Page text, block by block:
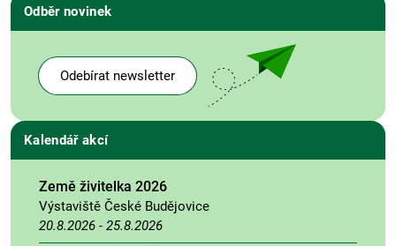
Odběr novinek
Odebírat newsletter
Kalendář akcí
Země živitelka 2026
Výstaviště České Budějovice
20.8.2026 - 25.8.2026